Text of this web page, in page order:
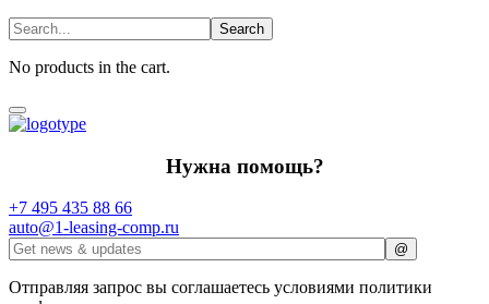
No products in the cart.
Нужна помощь?
+7 495 435 88 66
auto@1-leasing-comp.ru
Отправляя запрос вы соглашаетесь условиями политики